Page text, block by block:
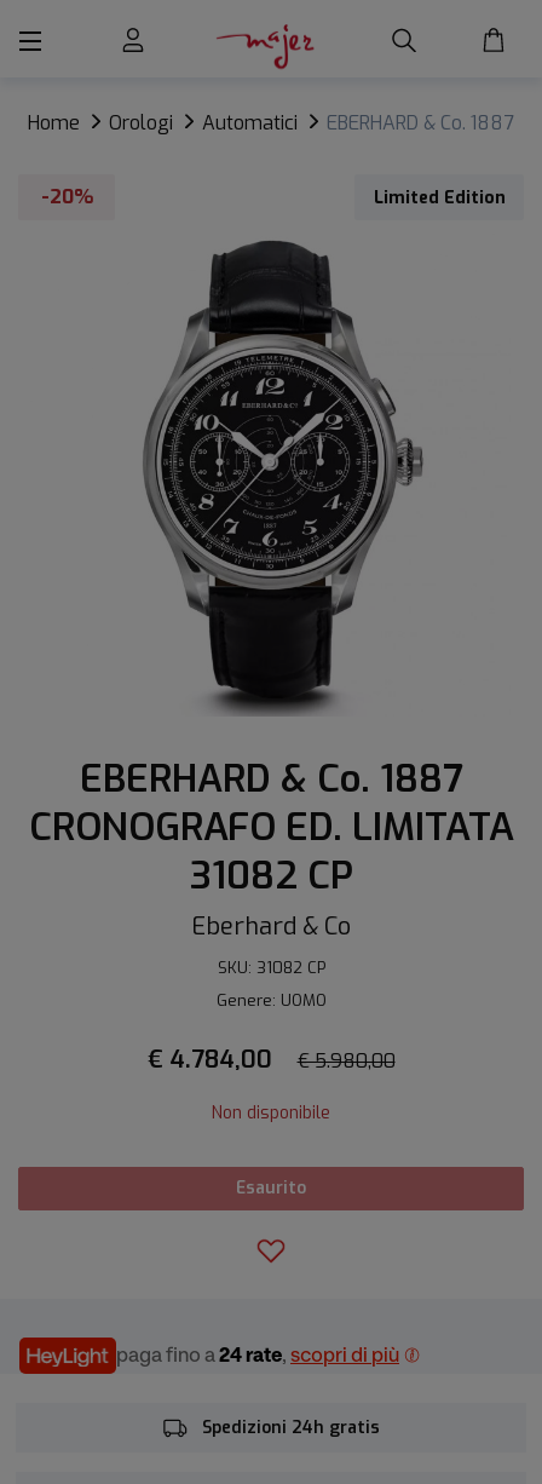
Home Orologi Automatici
EBERHARD & Co. 1887
-20%
Limited Edition
EBERHARD & Co. 1887
CRONOGRAFO ED. LIMITATA
31082 CP
Eberhard & Co
SKU: 31082 CP
Genere: UOMO
€ 4.784,00 € 5.980,00
Non disponibile
Esaurito
paga fino a 24 rate, scopri di più
Spedizioni 24h gratis